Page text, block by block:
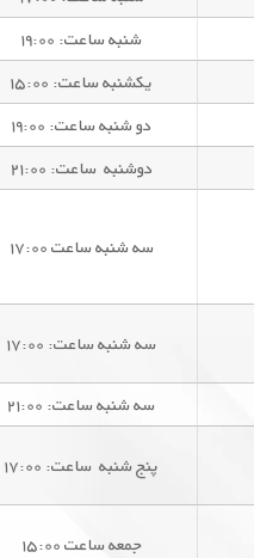
شنبه ساعت: ۱۹:۰۰
یکشنبه ساعت: ۱۵:۰۰
دو شنبه ساعت: ۱۹:۰۰
دوشنبه ساعت: ۲۱:۰۰
سه شنبه ساعت ۱۷:۰۰
سه شنبه ساعت: ۱۷:۰۰
سه شنبه ساعت: ۲۱:۰۰
پنج شنبه ساعت: ۱۷:۰۰
جمعه ساعت ۱۵:۰۰